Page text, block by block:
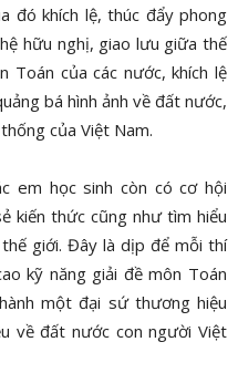
đó khích lệ, thúc đẩy phong
hữu nghị, giao lưu giữa thế
Toán của các nước, khích lệ
bá hình ảnh về đất nước,
của Việt Nam.
em học sinh còn có cơ hội
kiến thức cũng như tìm hiểu
giới. Đây là dịp để mỗi thí
kỹ năng giải đề môn Toán
một đại sứ thương hiệu
về đất nước con người Việt